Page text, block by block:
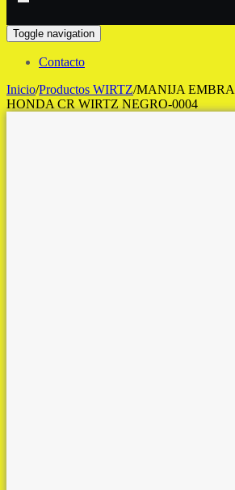
Toggle navigation
Contacto
Inicio/Productos WIRTZ/MANIJA
HONDA CR WIRTZ NEGRO-0004